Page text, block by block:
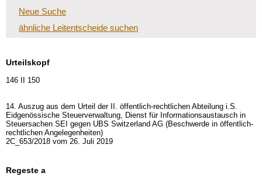
Neue Suche
ähnliche Leitentscheide suchen
Urteilskopf
146 II 150
14. Auszug aus dem Urteil der II. öffentlich-rechtlichen Abteilung i.S.
Eidgenössische Steuerverwaltung, Dienst für Informationsaustausch in
Steuersachen SEI gegen UBS Switzerland AG (Beschwerde in öffentlich-
rechtlichen Angelegenheiten)
2C_653/2018 vom 26. Juli 2019
Regeste a